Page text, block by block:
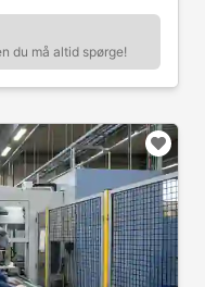
du må altid spørge!